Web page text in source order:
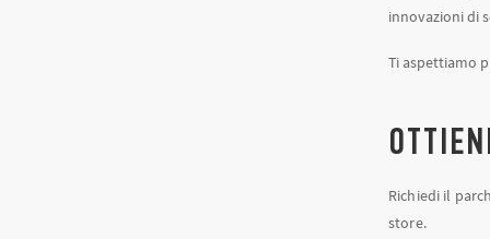
innovazioni di
Ti aspettiamo
Richiedi il
store.